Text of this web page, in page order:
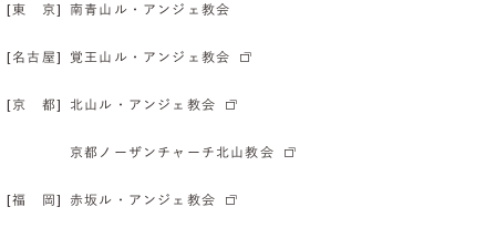
[東 京] 南青山ル・アンジェ教会
[名古屋] 覚王山ル・アンジェ教会
[京 都] 北山ル・アンジェ教会
京都ノーザンチャーチ北山教会
[福 岡] 赤坂ル・アンジェ教会